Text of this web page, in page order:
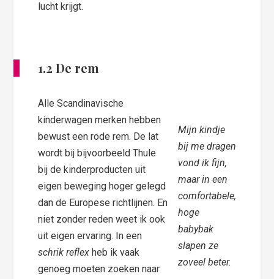
lucht krijgt.
1.2 De rem
Mijn kindje
bij me dragen
vond ik fijn,
maar in een
comfortabele,
hoge
babybak
slapen ze
zoveel beter.
Alle Scandinavische
kinderwagen merken hebben
bewust een rode rem. De lat
wordt bij bijvoorbeeld Thule
bij de kinderproducten uit
eigen beweging hoger gelegd
dan de Europese richtlijnen. En
niet zonder reden weet ik ook
uit eigen ervaring. In een
schrik reflex heb ik vaak
genoeg moeten zoeken naar